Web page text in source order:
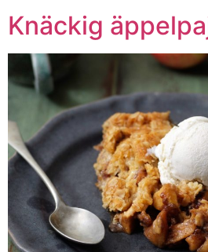
Knäckig